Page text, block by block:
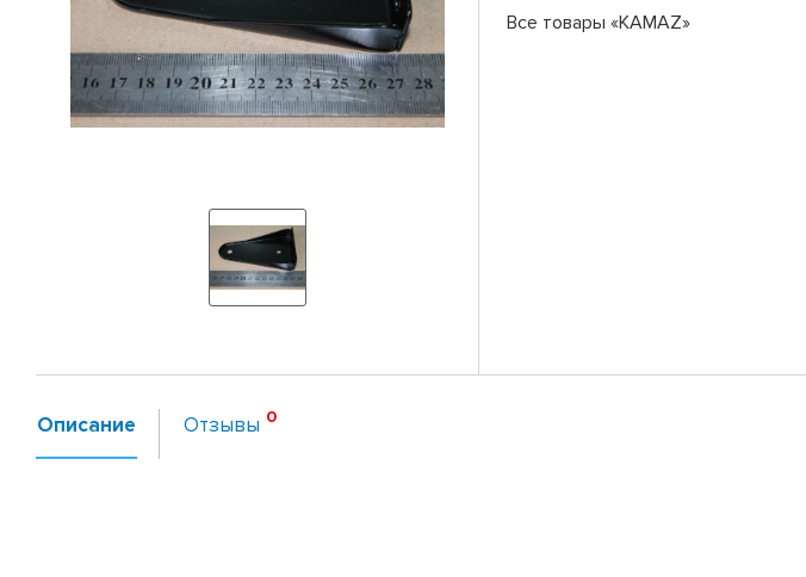
Все товары «KAMAZ»
Описание Отзывы